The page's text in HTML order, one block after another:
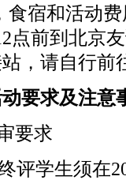
食宿和活动
点前到北京
，请自行前
要求及注意
要求
学生须在